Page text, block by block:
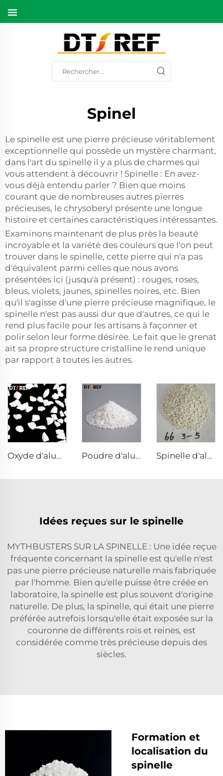
Spinel
Le spinelle est une pierre précieuse véritablement
exceptionnelle qui possède un mystère charmant,
dans l'art du spinelle il y a plus de charmes qui
vous attendent à découvrir ! Spinelle : En avez-
vous déjà entendu parler ? Bien que moins
courant que de nombreuses autres pierres
précieuses, le chrysoberyl présente une longue
histoire et certaines caractéristiques intéressantes.
Examinons maintenant de plus près la beauté
incroyable et la variété des couleurs que l'on peut
trouver dans le spinelle, cette pierre qui n'a pas
d'équivalent parmi celles que nous avons
présentées ici (jusqu'à présent) : rouges, roses,
bleus, violets, jaunes, spinelles noires, etc. Bien
qu'il s'agisse d'une pierre précieuse magnifique, le
spinelle n'est pas aussi dur que d'autres, ce qui le
rend plus facile pour les artisans à façonner et
polir selon leur forme désirée. Le fait que le grenat
ait sa propre structure cristalline le rend unique
par rapport à toutes les autres.
Oxyde d'aluminium fondu Poudre d'alumine fondue Spinelle d'alumine-magnésie frittée
Idées reçues sur le spinelle
MYTHBUSTERS SUR LA SPINELLE : Une idée reçue
fréquente concernant la spinelle est qu'elle n'est
pas une pierre précieuse naturelle mais fabriquée
par l'homme. Bien qu'elle puisse être créée en
laboratoire, la spinelle est plus souvent d'origine
naturelle. De plus, la spinelle, qui était une pierre
préférée autrefois lorsqu'elle était exposée sur la
couronne de différents rois et reines, est
considérée comme très précieuse depuis des
siècles.
Formation et
localisation du
spinelle